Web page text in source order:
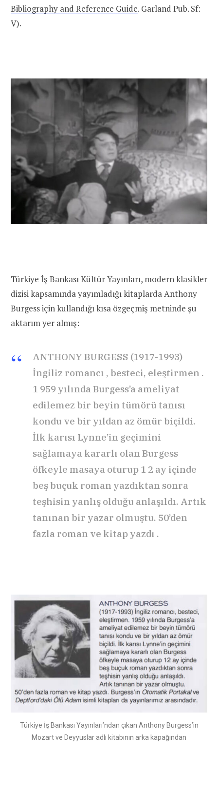
Bibliography and Reference Guide. Garland Pub. Sf:
V).
Türkiye İş Bankası Kültür Yayınları, modern klasikler
dizisi kapsamında yayımladığı kitaplarda Anthony
Burgess için kullandığı kısa özgeçmiş metninde şu
aktarım yer almış:
ANTHONY BURGESS (1917-1993)
İngiliz romancı , besteci, eleştirmen .
1 959 yılında Burgess’a ameliyat
edilemez bir beyin tümörü tanısı
kondu ve bir yıldan az ömür biçildi.
İlk karısı Lynne’in geçimini
sağlamaya kararlı olan Burgess
öfkeyle masaya oturup 1 2 ay içinde
beş buçuk roman yazdıktan sonra
teşhisin yanlış olduğu anlaşıldı. Artık
tanınan bir yazar olmuştu. 50’den
fazla roman ve kitap yazdı .
Türkiye İş Bankası Yayınları’ndan çıkan Anthony Burgess’in
Mozart ve Deyyuslar adlı kitabının arka kapağından